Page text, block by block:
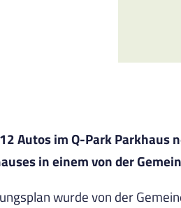
Autos im Q-Park Parkhaus
in einem von der
wurde von der